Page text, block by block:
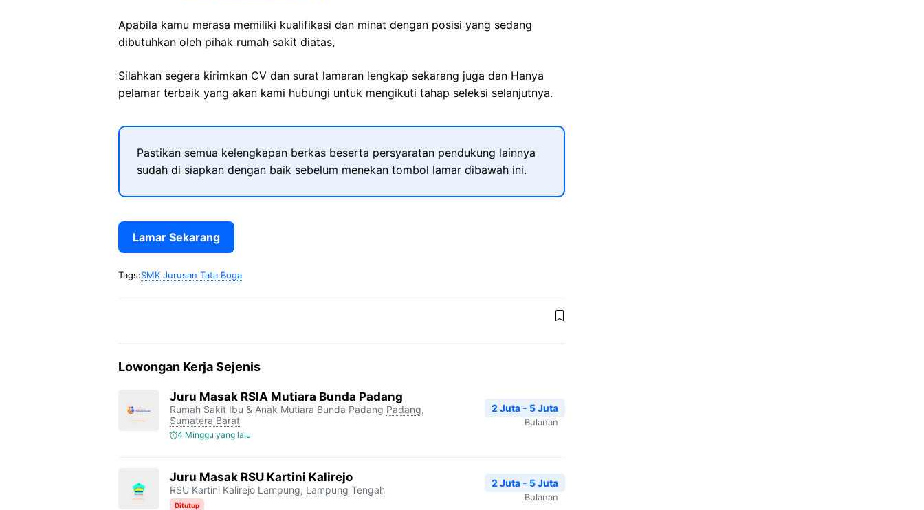
Apabila kamu merasa memiliki kualifikasi dan minat dengan posisi yang sedang
dibutuhkan oleh pihak rumah sakit diatas,
Silahkan segera kirimkan CV dan surat lamaran lengkap sekarang juga dan Hanya
pelamar terbaik yang akan kami hubungi untuk mengikuti tahap seleksi selanjutnya.
Pastikan semua kelengkapan berkas beserta persyaratan pendukung lainnya
sudah di siapkan dengan baik sebelum menekan tombol lamar dibawah ini.
Lamar Sekarang
Tags:SMK Jurusan Tata Boga
Lowongan Kerja Sejenis
Juru Masak RSIA Mutiara Bunda Padang
Rumah Sakit Ibu & Anak Mutiara Bunda Padang Padang,
Sumatera Barat
4 Minggu yang lalu
2 Juta - 5 Juta
Bulanan
Juru Masak RSU Kartini Kalirejo
RSU Kartini Kalirejo Lampung, Lampung Tengah
Ditutup
2 Juta - 5 Juta
Bulanan